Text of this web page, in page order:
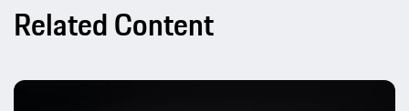
Related Content